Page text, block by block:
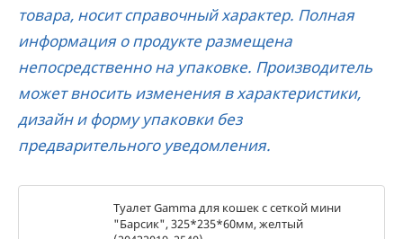
товара, носит справочный характер. Полная
информация о продукте размещена
непосредственно на упаковке. Производитель
может вносить изменения в характеристики,
дизайн и форму упаковки без
предварительного уведомления.
Туалет Gamma для кошек c сеткой мини
"Барсик", 325*235*60мм, желтый